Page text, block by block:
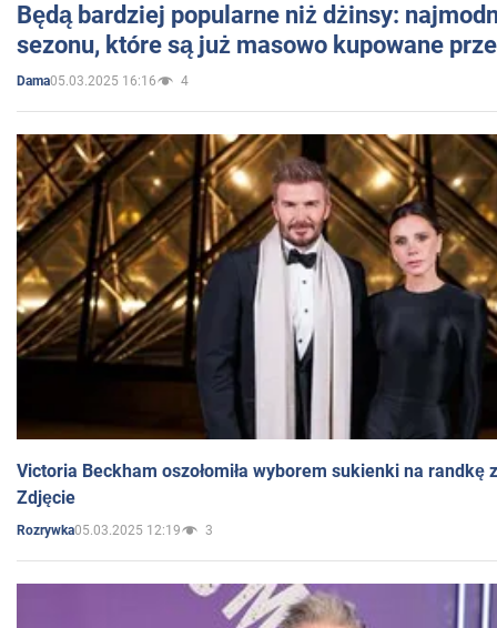
Będą bardziej popularne niż dżinsy:
sezonu, które są już masowo kupowane
Dama05.03.2025 16:16 4
Victoria Beckham oszołomiła wyborem sukienki na randkę
Zdjęcie
Rozrywka05.03.2025 12:19 3